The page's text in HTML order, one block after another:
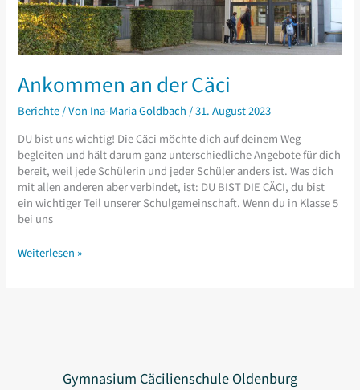
Ankommen an der Cäci
Berichte/ Von Ina-Maria Goldbach/31. August 2023
DU bist uns wichtig! Die Cäci möchte dich auf deinem Weg
begleiten und hält darum ganz unterschiedliche Angebote für dich
bereit, weil jede Schülerin und jeder Schüler anders ist. Was dich
mit allen anderen aber verbindet, ist: DU BIST DIE CÄCI, du bist
ein wichtiger Teil unserer Schulgemeinschaft. Wenn du in Klasse 5
bei uns
Ankommen
Weiterlesen »
Gymnasium Cäcilienschule Oldenburg